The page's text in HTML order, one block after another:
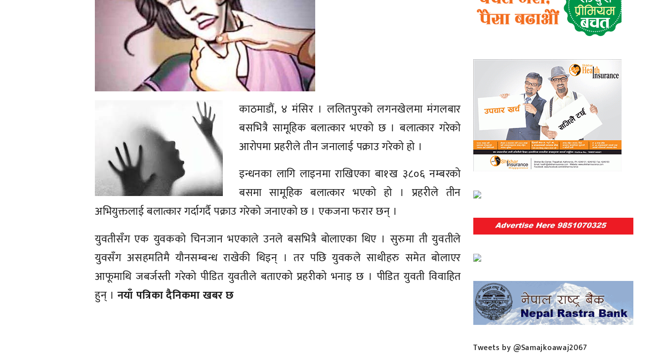
काठमाडौं, ४ मंसिर । ललितपुरको लगनखेलमा मंगलबार
बसभित्रै सामूहिक बलात्कार भएको छ । बलात्कार गरेको
आरोपमा प्रहरीले तीन जनालाई पक्राउ गरेको हो ।
इन्धनका लागि लाइनमा राखिएका बा१ख ३८०६ नम्बरको
बसमा सामूहिक बलात्कार भएको हो । प्रहरीले तीन
अभियुक्तलाई बलात्कार गर्दागर्दै पक्राउ गरेको जनाएको छ । एकजना फरार छन् ।
युवतीसँग एक युवकको चिनजान भएकाले उनले बसभित्रै बोलाएका थिए । सुरुमा ती युवतीले
युवसँग असहमतिमै यौनसम्बन्ध राखेकी थिइन् । तर पछि युवकले साथीहरु समेत बोलाएर
आफूमाथि जबर्जस्ती गरेको पीडित युवतीले बताएको प्रहरीको भनाइ छ । पीडित युवती विवाहित
हुन् ।नयाँ पत्रिका दैनिकमा खबर छ
Tweets by @Samajkoawaj2067